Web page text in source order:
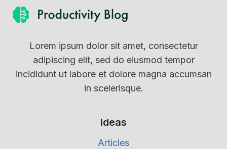
Lorem ipsum dolor sit amet, consectetur
adipiscing elit, sed do eiusmod tempor
incididunt ut labore et dolore magna accumsan
in scelerisque.
Ideas
Articles